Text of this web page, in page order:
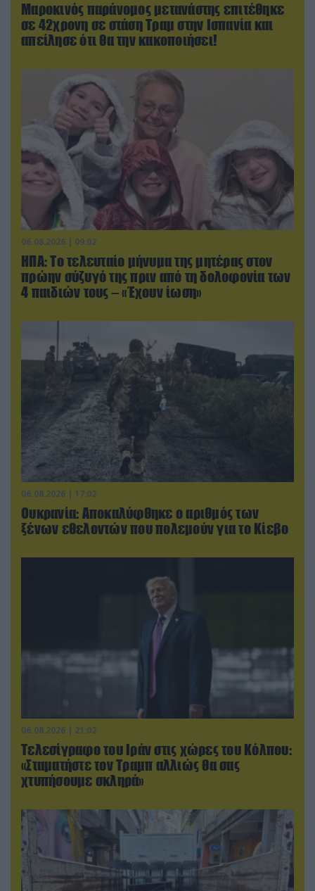
Μαροκινός παράνομος μετανάστης επιτέθηκε
σε 42χρονη σε στάση Τραμ στην Ισπανία και
απείλησε ότι θα την κακοποιήσει!
06.08.2026 | 09:02
ΗΠΑ: Το τελευταίο μήνυμα της μητέρας στον
πρώην σύζυγό της πριν από τη δολοφονία των
4 παιδιών τους – «Έχουν ίωση»
06.08.2026 | 17:02
Ουκρανία: Αποκαλύφθηκε ο αριθμός των
ξένων εθελοντών που πολεμούν για το Κίεβο
06.08.2026 | 21:02
Τελεσίγραφο του Ιράν στις χώρες του Κόλπου:
«Σταματήστε τον Τραμπ αλλιώς θα σας
χτυπήσουμε σκληρά»